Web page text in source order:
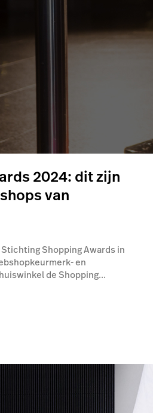
2024: dit zijn
van
Shopping Awards in
en
de Shopping...